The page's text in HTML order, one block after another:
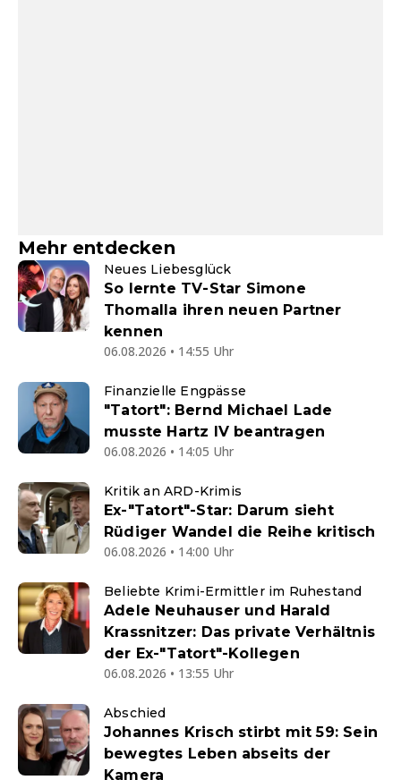
Mehr entdecken
Neues Liebesglück
So lernte TV-Star Simone
Thomalla ihren neuen Partner
kennen
06.08.2026 • 14:55 Uhr
Finanzielle Engpässe
"Tatort": Bernd Michael Lade
musste Hartz IV beantragen
06.08.2026 • 14:05 Uhr
Kritik an ARD-Krimis
Ex-"Tatort"-Star: Darum sieht
Rüdiger Wandel die Reihe kritisch
06.08.2026 • 14:00 Uhr
Beliebte Krimi-Ermittler im Ruhestand
Adele Neuhauser und Harald
Krassnitzer: Das private Verhältnis
der Ex-"Tatort"-Kollegen
06.08.2026 • 13:55 Uhr
Abschied
Johannes Krisch stirbt mit 59: Sein
bewegtes Leben abseits der
Kamera